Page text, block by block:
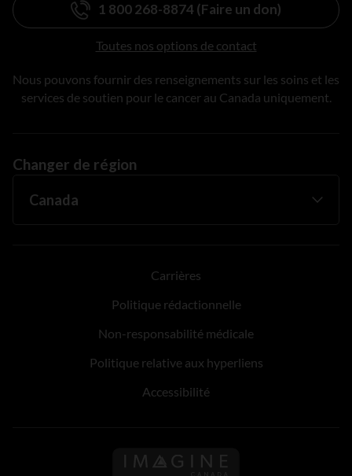
1 800 268-8874 (Faire un don)
Toutes nos options de contact
Nous pouvons fournir des renseignements sur les soins et les
services de soutien pour le cancer au Canada uniquement.
Changer de région
Carrières
Politique rédactionnelle
Non-responsabilité médicale
Politique relative aux hyperliens
Accessibilité